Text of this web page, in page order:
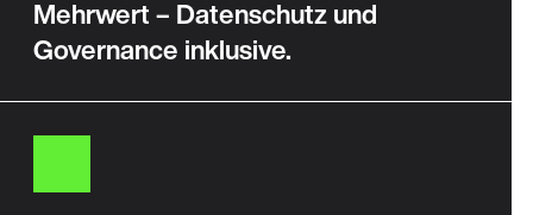
Mehrwert – Datenschutz und
Governance inklusive.